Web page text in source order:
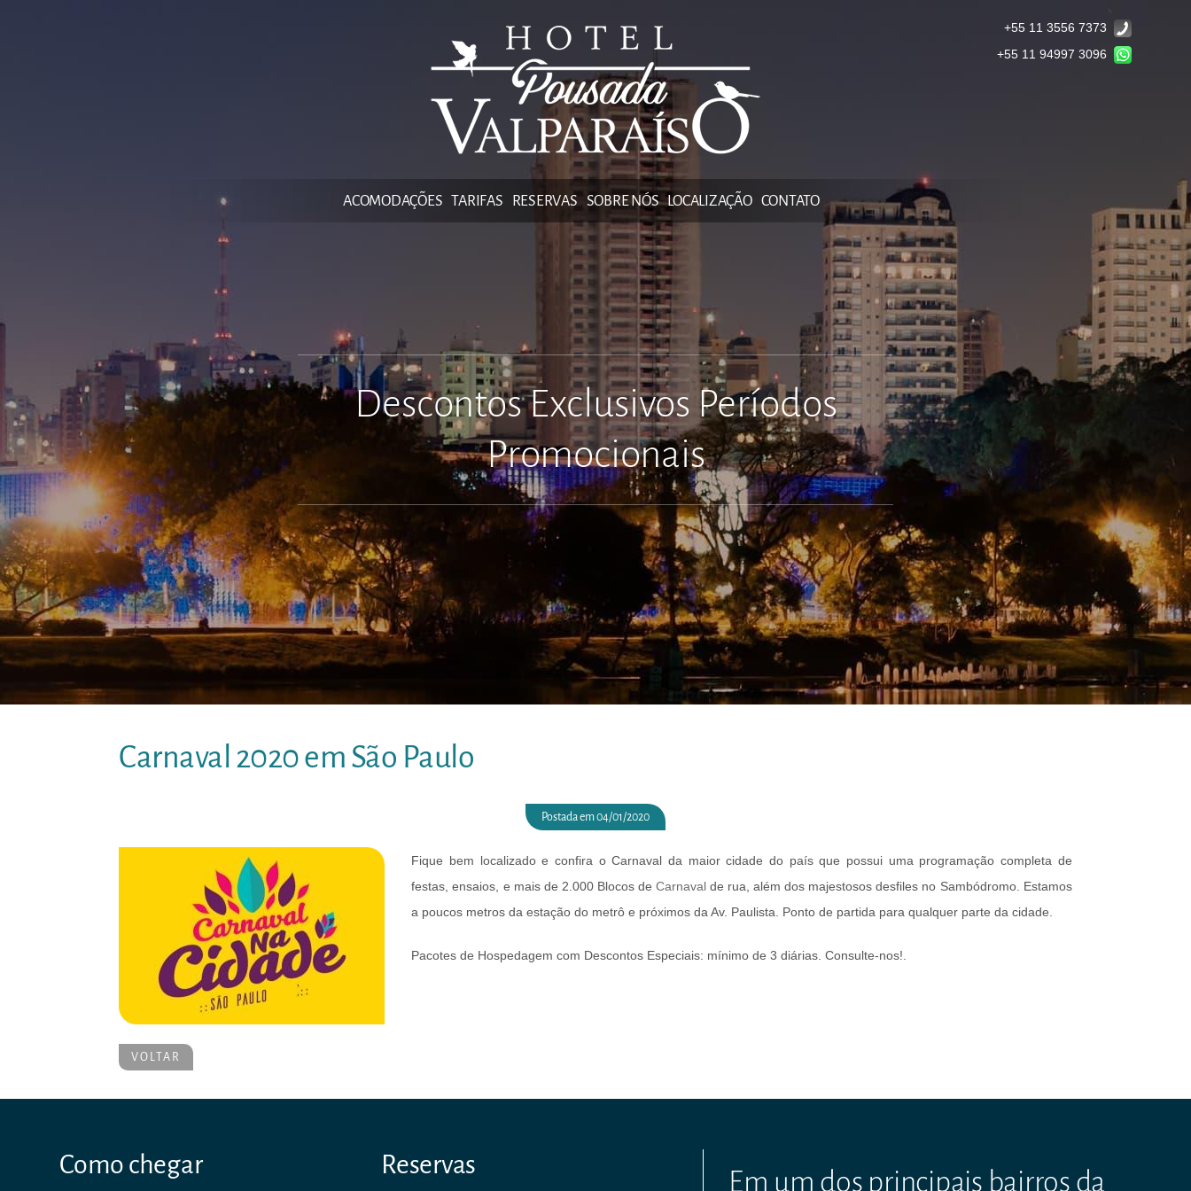
+55 11 3556 7373
+55 11 94997 3096
ACOMODAÇÕES TARIFAS RESERVAS SOBRE NÓS LOCALIZAÇÃO CONTATO
Descontos Exclusivos Períodos
Promocionais
A Sua Casa Em São Paulo
Carnaval 2020 em São Paulo
Postada em 04/01/2020
Fique bem localizado e confira o Carnaval da maior cidade do país que possui uma programação completa de
festas, ensaios, e mais de 2.000 Blocos de Carnavalde rua, além dos majestosos desfiles no Sambódromo. Estamos
a poucos metros da estação do metrô e próximos da Av. Paulista. Ponto de partida para qualquer parte da cidade.
Pacotes de Hospedagem com Descontos Especiais: mínimo de 3 diárias. Consulte-nos!.
VOLTAR
Como chegar Reservas
Em um dos principais bairros da